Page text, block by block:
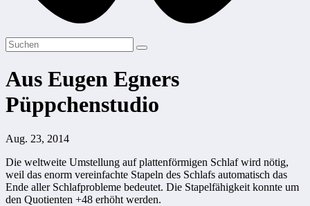
Aus Eugen Egners
Püppchenstudio
Aug. 23, 2014
Die weltweite Umstellung auf plattenförmigen Schlaf wird nötig,
weil das enorm vereinfachte Stapeln des Schlafs automatisch das
Ende aller Schlafprobleme bedeutet. Die Stapelfähigkeit konnte um
den Quotienten +48 erhöht werden.